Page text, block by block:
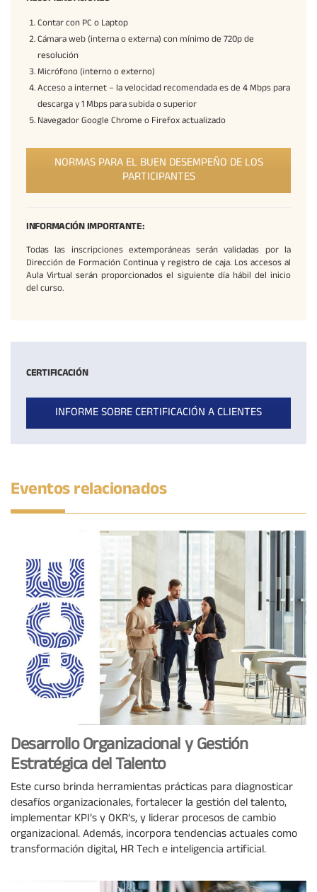
Contar con PC o Laptop
Cámara web (interna o externa) con mínimo de 720p de
resolución
Micrófono (interno o externo)
Acceso a internet – la velocidad recomendada es de 4 Mbps para
descarga y 1 Mbps para subida o superior
Navegador Google Chrome o Firefox actualizado
NORMAS PARA EL BUEN DESEMPEÑO DE LOS
PARTICIPANTES
INFORMACIÓN IMPORTANTE:
Todas las inscripciones extemporáneas serán validadas por la
Dirección de Formación Continua y registro de caja. Los accesos al
Aula Virtual serán proporcionados el siguiente día hábil del inicio
del curso.
CERTIFICACIÓN
INFORME SOBRE CERTIFICACIÓN A CLIENTES
Eventos relacionados
Desarrollo Organizacional y Gestión
Estratégica del Talento
Este curso brinda herramientas prácticas para diagnosticar
desafíos organizacionales, fortalecer la gestión del talento,
implementar KPI’s y OKR’s, y liderar procesos de cambio
organizacional. Además, incorpora tendencias actuales como
transformación digital, HR Tech e inteligencia artificial.